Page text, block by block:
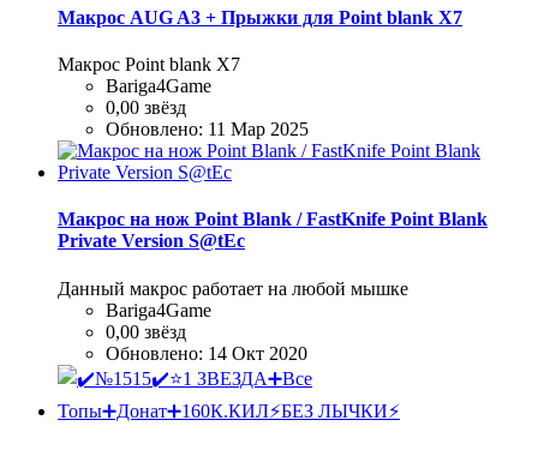
Макрос AUG A3 + Прыжки для Point blank Х7
Макрос Point blank Х7
Bariga4Game
0,00 звёзд
Обновлено: 11 Мар 2025
Макрос на нож Point Blank / FastKnife Point Blank
Private Version S@tEc
Данный макрос работает на любой мышке
Bariga4Game
0,00 звёзд
Обновлено: 14 Окт 2020